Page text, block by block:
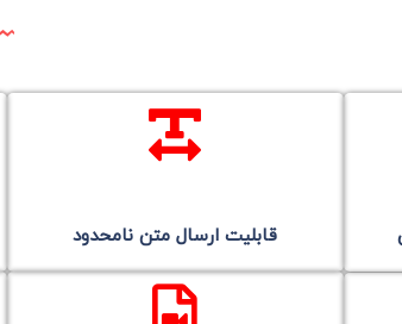
قابلیت ارسال متن نامحدود